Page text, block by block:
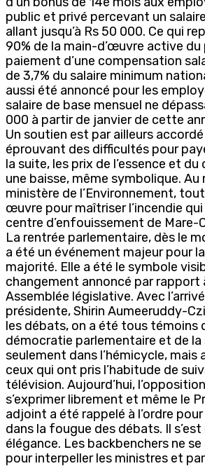
public et privé percevant un
allant jusqu’à Rs 50 000. Ce qui
90% de la main-d’œuvre active du
paiement d’une compensation
de 3,7% du salaire minimum
aussi été annoncé pour les
salaire de base mensuel ne
000 à partir de janvier de cette
Un soutien est par ailleurs
éprouvant des difficultés pour
la suite, les prix de l’essence et
une baisse, même symbolique. Au
ministère de l’Environnement,
œuvre pour maîtriser l’incendie
centre d’enfouissement de Mare-
La rentrée parlementaire, dès le
a été un événement majeur pour
majorité. Elle a été le symbole
changement annoncé par rapport
Assemblée législative. Avec
présidente, Shirin Aumeeruddy-
les débats, on a été tous témoins
démocratie parlementaire et de la
seulement dans l’hémicycle, mais
ceux qui ont pris l’habitude de
télévision. Aujourd’hui,
s’exprimer librement et même le
adjoint a été rappelé à l’ordre
dans la fougue des débats. Il
élégance. Les backbenchers ne
pour interpeller les ministres et